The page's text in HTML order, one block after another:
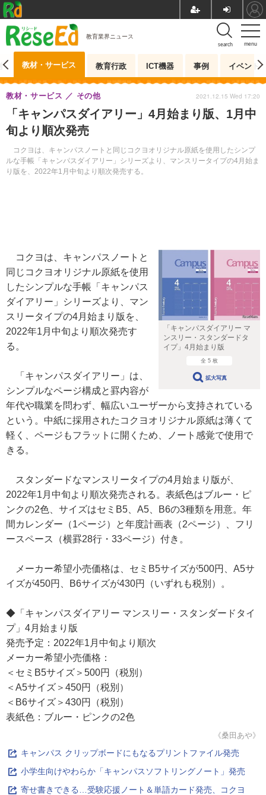
menu
search
教育業界ニュース
教材・サービス 教育行政 ICT機器 事例 イベント
「キャンパスダイアリー」4月始まり版、1月中
旬より順次発売
コクヨは、キャンパスノートと同じコクヨオリジナル原紙を使用したシンプ
ルな手帳「キャンパスダイアリー」シリーズより、マンスリータイプの4月始ま
り版を、2022年1月中旬より順次発売する。
教材・サービス その他 2021.12.15 Wed 17:20
「キャンパスダイアリー マ
ンスリー・スタンダードタ
イプ」4月始まり版
全 5 枚
拡大写真
コクヨは、キャンパスノートと
同じコクヨオリジナル原紙を使用
したシンプルな手帳「キャンパス
ダイアリー」シリーズより、マン
スリータイプの4月始まり版を、
2022年1月中旬より順次発売す
る。
「キャンパスダイアリー」は、
シンプルなページ構成と罫内容が
年代や職業を問わず、幅広いユーザーから支持されている
という。中紙に採用されたコクヨオリジナル原紙は薄くて
軽く、ページもフラットに開くため、ノート感覚で使用で
きる。
スタンダードなマンスリータイプの4月始まり版が、
2022年1月中旬より順次発売される。表紙色はブルー・ピ
ンクの2色、サイズはセミB5、A5、B6の3種類を用意。年
間カレンダー（1ページ）と年度計画表（2ページ）、フリ
ースペース（横罫28行・33ページ）付き。
メーカー希望小売価格は、セミB5サイズが500円、A5サ
イズが450円、B6サイズが430円（いずれも税別）。
◆「キャンパスダイアリー マンスリー・スタンダードタイ
プ」4月始まり版
発売予定：2022年1月中旬より順次
メーカー希望小売価格：
＜セミB5サイズ＞500円（税別）
＜A5サイズ＞450円（税別）
＜B6サイズ＞430円（税別）
表紙色：ブルー・ピンクの2色
《桑田あや》
キャンパス クリップボードにもなるプリントファイル発売
小学生向けやわらか「キャンパスソフトリングノート」発売
寄せ書きできる…受験応援ノート＆単語カード発売、コクヨ